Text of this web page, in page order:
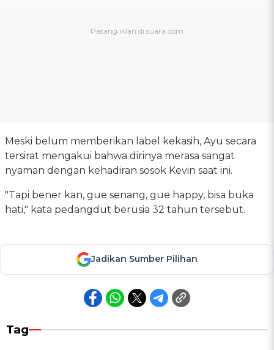
Meski belum memberikan label kekasih, Ayu secara
tersirat mengakui bahwa dirinya merasa sangat
nyaman dengan kehadiran sosok Kevin saat ini.
"Tapi bener kan, gue senang, gue happy, bisa buka
hati," kata pedangdut berusia 32 tahun tersebut.
Jadikan Sumber Pilihan
Tag